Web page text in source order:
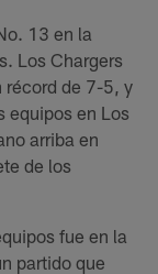
13 en la
Los Chargers
récord de 7-5, y
equipos en Los
arriba en
de los
fue en la
partido que